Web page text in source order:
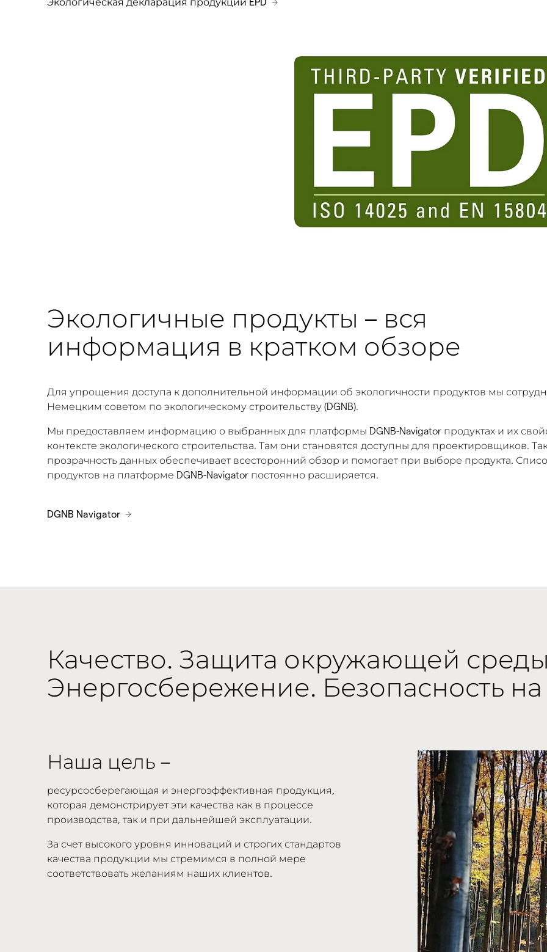
Экологическая декларация продукции EPD
Экологичные продукты – вся
информация в кратком обзоре
Для упрощения доступа к дополнительной информации об экологичности продуктов мы
Немецким советом по экологическому строительству (DGNB).
Мы предоставляем информацию о выбранных для платформы DGNB-Navigator продуктах и их
контексте экологического строительства. Там они становятся доступны для проектировщиков.
прозрачность данных обеспечивает всесторонний обзор и помогает при выборе продукта.
продуктов на платформе DGNB-Navigator постоянно расширяется.
DGNB Navigator
Качество. Защита окружающей
Энергосбережение. Безопасность
Наша цель –
ресурсосберегающая и энергоэффективная продукция,
которая демонстрирует эти качества как в процессе
производства, так и при дальнейшей эксплуатации.
За счет высокого уровня инноваций и строгих стандартов
качества продукции мы стремимся в полной мере
соответствовать желаниям наших клиентов.